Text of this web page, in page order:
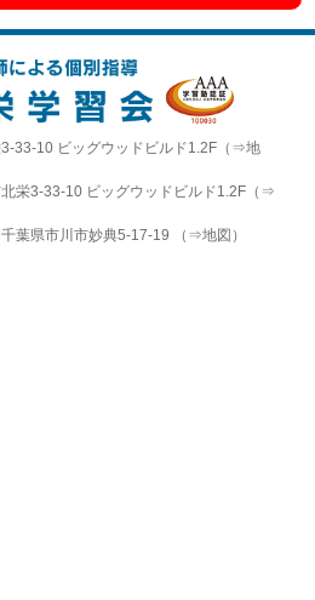
33-10 ビッグウッドビルド1.2F（⇒地
栄3-33-10 ビッグウッドビルド1.2F（⇒
葉県市川市妙典5-17-19 （⇒地図 ）